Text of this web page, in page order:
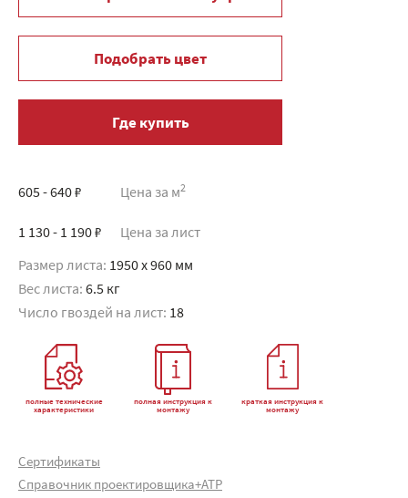
Подобрать цвет
Где купить
605 - 640 ₽ Цена за м2
1 130 - 1 190 ₽ Цена за лист
Размер листа: 1950 x 960 мм
Вес листа: 6.5 кг
Число гвоздей на лист: 18
полные технические
характеристики
полная инструкция к
монтажу
краткая инструкция к
монтажу
Сертификаты
Справочник проектировщика+АТР